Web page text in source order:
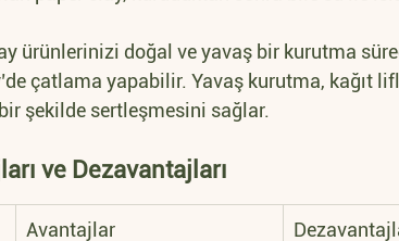
ürünlerinizi doğal ve yavaş bir kurutma
çatlama yapabilir. Yavaş kurutma, kağıt
şekilde sertleşmesini sağlar.
ve Dezavantajları
Avantajlar